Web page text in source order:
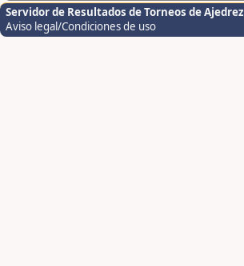
Servidor de Resultados de Torneos de Ajedrez
Aviso legal/Condiciones de uso